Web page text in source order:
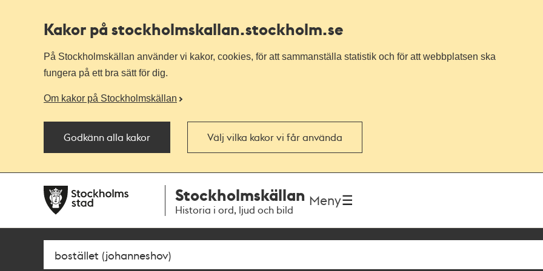
Kakor på stockholmskallan.stockholm.se
På Stockholmskällan använder vi kakor, cookies, för att sammanställa statistik och för att webbplatsen ska
fungera på ett bra sätt för dig.
Om kakor på Stockholmskällan
Godkänn alla kakor Välj vilka kakor vi får använda
navigationen
huvudinnehållet
Stockholmskällan
Historia i ord, ljud och bild
Meny
Sök